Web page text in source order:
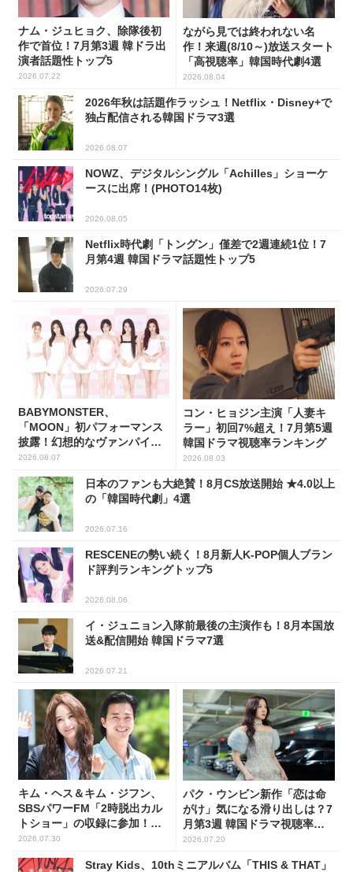
ナム・ジュヒョク、除隊後初
作で首位！7月第3週 韓ドラ出
演者話題性トップ5
2026.07.22
ながら見では終われない名
作！来週(8/10～)放送スタート
「高視聴率」韓国時代劇4選
2026.08.04
2026年秋は話題作ラッシュ！Netflix・Disney+で
独占配信される韓国ドラマ3選
2026.08.07
NOWZ、デジタルシングル「Achilles」ショーケ
ースに出席！(PHOTO14枚)
2026.08.05
Netflix時代劇「トングン」僅差で2週連続1位！7
月第4週 韓国ドラマ話題性トップ5
2026.07.29
BABYMONSTER、
「MOON」初パフォーマンス
披露！幻想的なヴァンパイア
の世界観を表現
2026.08.07
コン・ヒョジン主演「人妻キ
ラー」初回7%超え！7月第5週
韓国ドラマ視聴率ランキング
2026.08.03
日本のファンも大絶賛！8月CS放送開始 ★4.0以上
の「韓国時代劇」4選
2026.07.16
RESCENEの勢い続く！8月新人K-POP個人ブラン
ド評判ランキングトップ5
2026.08.06
イ・ジュニョン入隊前最後の主演作も！8月本国放
送&配信開始 韓国ドラマ7選
2026.07.21
キム・ヘス＆キム・ジフン、
SBSパワーFM「2時脱出カル
トショー」の収録に参加！
(PHOTO7枚)
2026.07.30
パク・ウンビン新作「恋は命
がけ」気になる滑り出しは？7
月第3週 韓国ドラマ視聴率ラ
ンキング
2026.07.20
Stray Kids、10thミニアルバム「THIS & THAT」